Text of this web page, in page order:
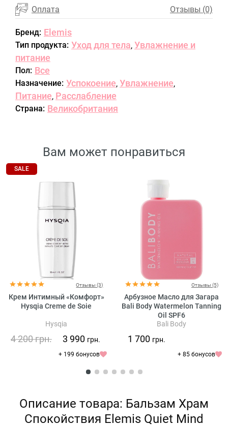
Оплата
Отзывы (0)
Бренд: Elemis
Тип продукта: Уход для тела, Увлажнение и
питание
Пол: Все
Назначение: Успокоение, Увлажнение,
Питание, Расслабление
Страна: Великобритания
Вам может понравиться
SALE
Отзывы (3)
Крем Интимный «Комфорт»
Hysqia Creme de Soie
Hysqia
4 200грн. 3 990 грн.
+ 199 бонусов
Отзывы (5)
Арбузное Масло для Загара
Bali Body Watermelon Tanning
Oil SPF6
Bali Body
1 700 грн.
+ 85 бонусов
Описание товара: Бальзам Храм
Спокойствия Elemis Quiet Mind